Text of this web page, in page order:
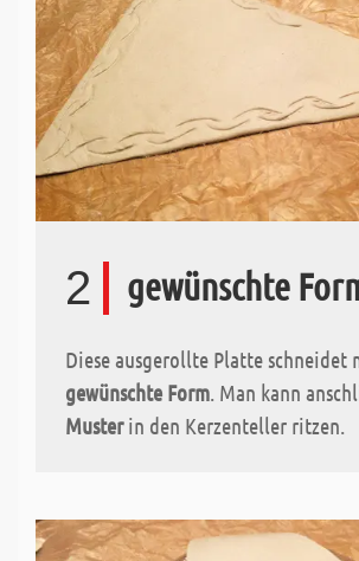
2 gewünschte
Diese ausgerollte Platte schneidet
gewünschte Form. Man kann
Musterin den Kerzenteller ritzen.